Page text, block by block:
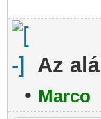
Az
• Marco